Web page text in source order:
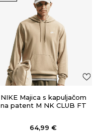
NIKE Majica s kapuljačom
na patent M NK CLUB FT
64,99 €